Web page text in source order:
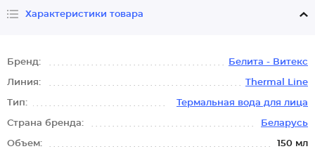
Характеристики товара
Бренд: Белита - Витекс
Линия: Thermal Line
Тип: Термальная вода для лица
Страна бренда: Беларусь
Объем: 150 мл